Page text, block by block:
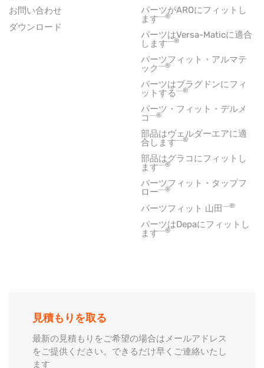
お問い合わせ
ダウンロード
パーツがAROにフィットし
ます―®
パーツはVersa-Maticに適合
します―®
パーツフィット・アルマテ
ック ―®
パーツはブラグドンにフィ
ットする―®
パーツ・フィット・デルメ
コ ―®
部品はヴェルダーエアに適
合します―®
部品はグラコにフィットし
ます―®
パーツフィット・タップフ
ロー―®
パーツフィット 山田―®
パーツはDepaにフィットし
ます―®
見積もりを取る
最新の見積もりをご希望の場合はメールアドレス
をご提供ください。できるだけ早くご連絡いたし
ます